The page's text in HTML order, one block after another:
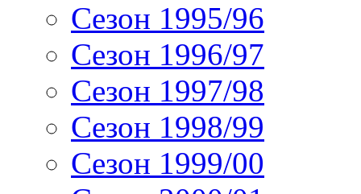
Сезон 1995/96
Сезон 1996/97
Сезон 1997/98
Сезон 1998/99
Сезон 1999/00